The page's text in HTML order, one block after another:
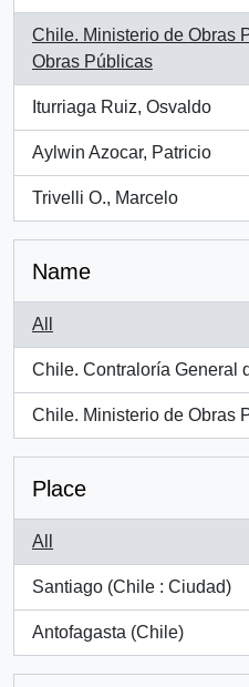
Chile. Ministerio de Obras
Obras Públicas
, 2 results
Iturriaga Ruiz, Osvaldo
, 1 results
Aylwin Azocar, Patricio
, 1 results
Trivelli O., Marcelo
, 1 results
Name
All
Chile. Contraloría General
, 1 results
Chile. Ministerio de Obras
, 1 results
Place
All
Santiago (Chile : Ciudad)
, 1 results
Antofagasta (Chile)
, 1 results